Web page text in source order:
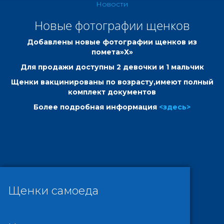
Новости
Новые фотографии щенков
Добавлены новые фотографии щенков из
помета»Х»
Для продажи доступны 2 девочки и 1 мальчик
Щенки вакцинированы по возрасту,имеют полный
комплект документов
Более подробная информация <здесь>
Щенки самоеда